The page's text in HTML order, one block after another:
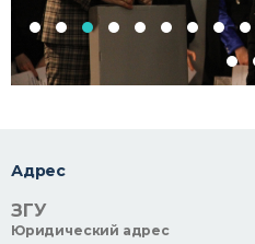
Адрес
ЗГУ
Юридический адрес